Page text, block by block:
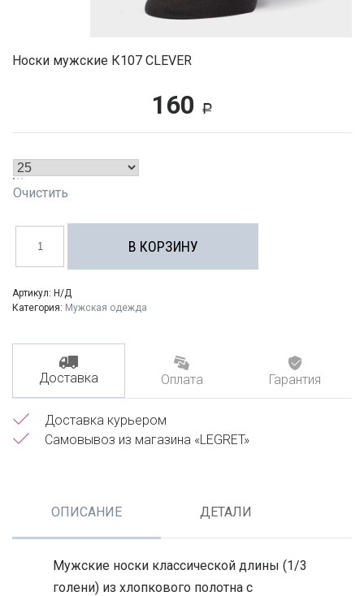
Носки мужские К107 CLEVER
160 Р
Очистить
товара
мужские
CLEVER
В КОРЗИНУ
Артикул: Н/Д
Категория: Мужская одежда
Доставка Оплата Гарантия
Доставка курьером
Самовывоз из магазина «LEGRET»
ОПИСАНИЕ ДЕТАЛИ
Мужские носки классической длины (1/3
голени) из хлопкового полотна с